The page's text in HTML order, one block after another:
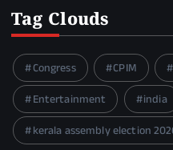
Tag Clouds
Congress CPIM
Entertainment
india
kerala assembly election